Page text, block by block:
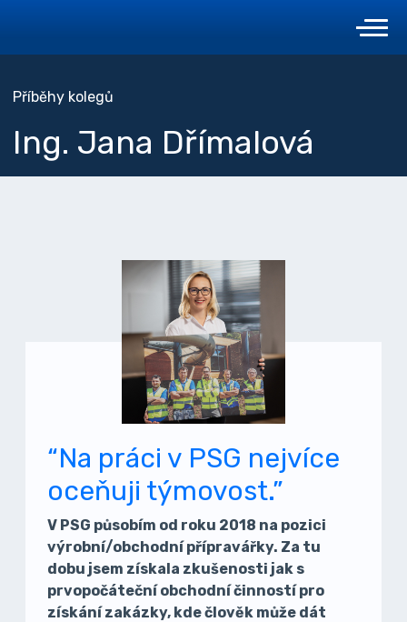
Příběhy kolegů
Ing. Jana Dřímalová
“Na práci v PSG nejvíce
oceňuji týmovost.”
V PSG působím od roku 2018 na pozici
výrobní/obchodní přípravářky. Za tu
dobu jsem získala zkušenosti jak s
prvopočáteční obchodní činností pro
získání zakázky, kde člověk může dát